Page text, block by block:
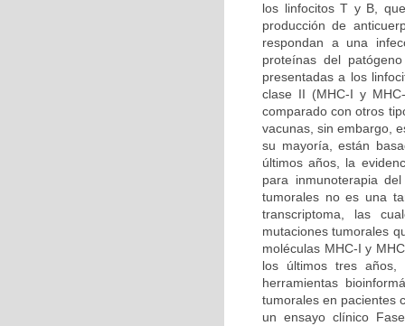
los linfocitos T y B,
producción de
respondan a una
proteínas del
presentadas a los
clase II (MHC-I y
comparado con otros
vacunas, sin embargo,
su mayoría, están
últimos años, la
para inmunoterapia
tumorales no es una
transcriptoma, las
mutaciones tumorales
moléculas MHC-I y
los últimos tres años,
herramientas
tumorales en pacientes
un ensayo clínico